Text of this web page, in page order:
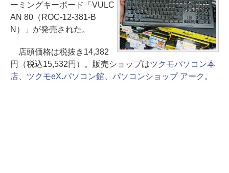
ーミングキーボード「VULC
AN 80（ROC-12-381-B
N）」が発売された。
店頭価格は税抜き14,382
円（税込15,532円）。販売ショップはツクモパソコン本
店
ツクモeX.パソコン館、 パソコンショップ アーク 。